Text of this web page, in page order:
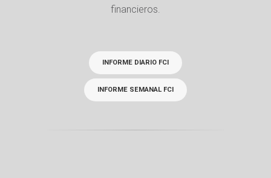
financieros.
INFORME DIARIO FCI
INFORME SEMANAL FCI